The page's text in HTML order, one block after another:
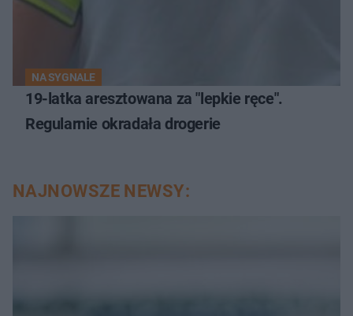
NA SYGNALE
19-latka aresztowana za "lepkie ręce".
Regularnie okradała drogerie
NAJNOWSZE NEWSY: